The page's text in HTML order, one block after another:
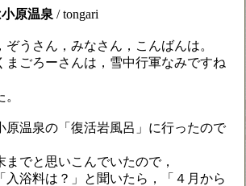
原温泉 / tongari
ぞうさん，みなさん，こんばんは。
まごろーさんは，雪中行軍なみですね
原温泉の「復活岩風呂」に行ったので
でと思いこんでいたので，
入浴料は？」と聞いたら，「４月から